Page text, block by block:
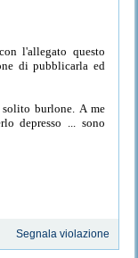
l'allegato questo
di pubblicarla ed
burlone. A me
depresso ... sono
Segnala violazione